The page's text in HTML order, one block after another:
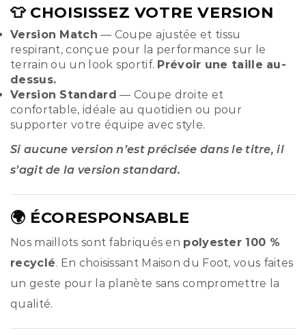
👕 CHOISISSEZ VOTRE VERSION
Version Match — Coupe ajustée et tissu
respirant, conçue pour la performance sur le
terrain ou un look sportif. Prévoir une taille au-
dessus.
Version Standard — Coupe droite et
confortable, idéale au quotidien ou pour
supporter votre équipe avec style.
Si aucune version n’est précisée dans le titre, il
s’agit de la version standard.
🌍 ÉCORESPONSABLE
Nos maillots sont fabriqués en polyester 100 %
recyclé. En choisissant Maison du Foot, vous faites
un geste pour la planète sans compromettre la
qualité.